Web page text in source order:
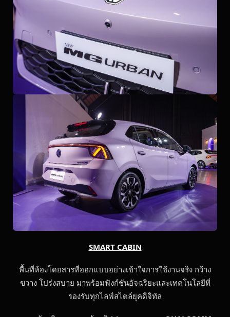
SMART CABIN
พื้นที่ห้องโดยสารที่ออกแบบอย่างเข้าใจการใช้งานจริง กว้าง
ขวาง โปร่งสบาย มาพร้อมฟังก์ชันอัจฉริยะและเทคโนโลยีที่
รองรับทุกไลฟ์สไตล์ยุคดิจิทัล